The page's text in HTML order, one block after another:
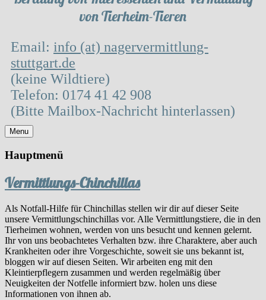
von Tierheim-Tieren
Email: info (at) nagervermittlung-
stuttgart.de
(keine Wildtiere)
Telefon: 0174 41 42 908
(Bitte Mailbox-Nachricht hinterlassen)
Menu
Hauptmenü
Vermittlungs-Chinchillas
Als Notfall-Hilfe für Chinchillas stellen wir dir auf dieser Seite
unsere Vermittlungschinchillas vor. Alle Vermittlungstiere, die in den
Tierheimen wohnen, werden von uns besucht und kennen gelernt.
Ihr von uns beobachtetes Verhalten bzw. ihre Charaktere, aber auch
Krankheiten oder ihre Vorgeschichte, soweit sie uns bekannt ist,
bloggen wir auf diesen Seiten. Wir arbeiten eng mit den
Kleintierpflegern zusammen und werden regelmäßig über
Neuigkeiten der Notfelle informiert bzw. holen uns diese
Informationen von ihnen ab.